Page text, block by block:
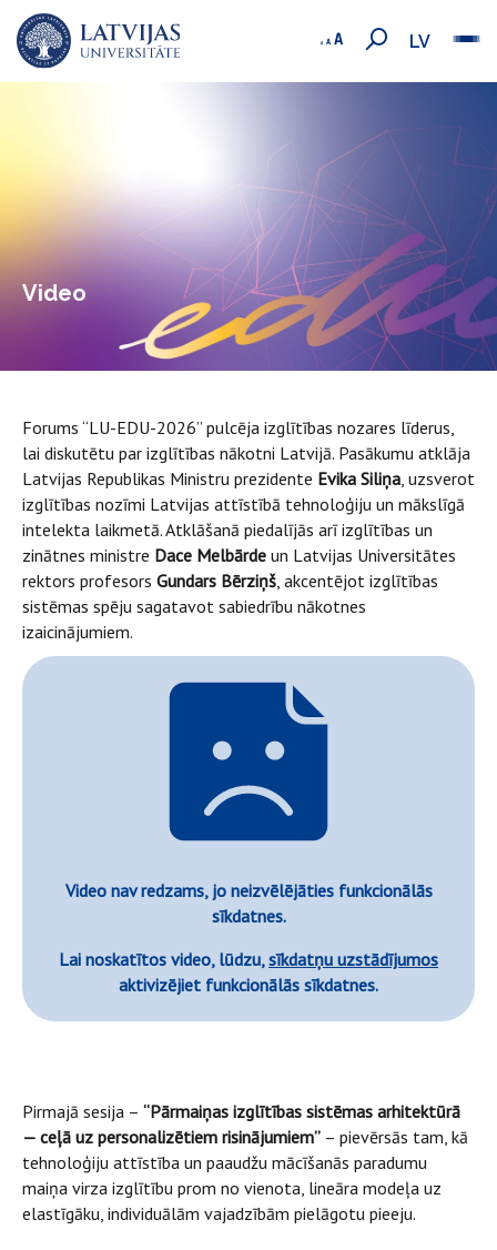
LV
Video
Forums “LU-EDU-2026” pulcēja izglītības nozares līderus,
lai diskutētu par izglītības nākotni Latvijā. Pasākumu atklāja
Latvijas Republikas Ministru prezidente Evika Siliņa, uzsverot
izglītības nozīmi Latvijas attīstībā tehnoloģiju un mākslīgā
intelekta laikmetā. Atklāšanā piedalījās arī izglītības un
zinātnes ministre Dace Melbārde un Latvijas Universitātes
rektors profesors Gundars Bērziņš, akcentējot izglītības
sistēmas spēju sagatavot sabiedrību nākotnes
izaicinājumiem.
Video nav redzams, jo neizvēlējāties funkcionālās
sīkdatnes.
Lai noskatītos video, lūdzu,sīkdatņu uzstādījumos
aktivizējiet funkcionālās sīkdatnes.
Pirmajā sesija – “Pārmaiņas izglītības sistēmas arhitektūrā
— ceļā uz personalizētiem risinājumiem” – pievērsās tam, kā
tehnoloģiju attīstība un paaudžu mācīšanās paradumu
maiņa virza izglītību prom no vienota, lineāra modeļa uz
elastīgāku, individuālām vajadzībām pielāgotu pieeju.